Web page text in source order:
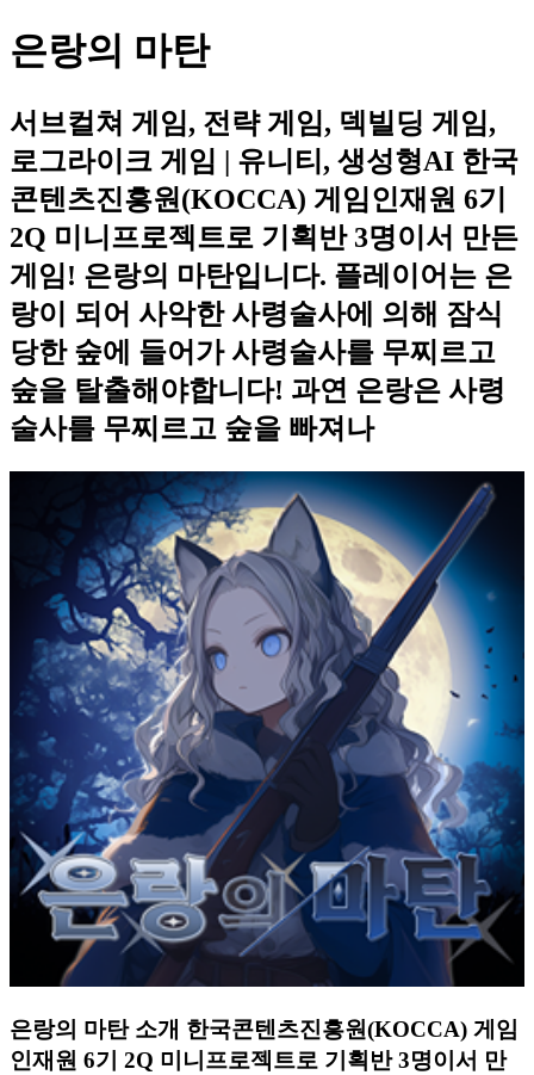
은랑의 마탄
서브컬쳐 게임, 전략 게임, 덱빌딩 게임,
로그라이크 게임 | 유니티, 생성형AI 한국
콘텐츠진흥원(KOCCA) 게임인재원 6기
2Q 미니프로젝트로 기획반 3명이서 만든
게임! 은랑의 마탄입니다. 플레이어는 은
랑이 되어 사악한 사령술사에 의해 잠식
당한 숲에 들어가 사령술사를 무찌르고
숲을 탈출해야합니다! 과연 은랑은 사령
술사를 무찌르고 숲을 빠져나
은랑의 마탄 소개 한국콘텐츠진흥원(KOCCA) 게임
인재원 6기 2Q 미니프로젝트로 기획반 3명이서 만